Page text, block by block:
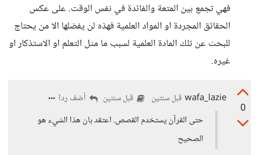
فهي تجمع بين المتعة والفائدة في نفس الوقت. على عكس
الحقائق المجردة او المواد العلمية فهذه لن يفضلها الا من يحتاج
للبحث عن تلك المادة العلمية لسبب ما مثل التعلم او الاستذكار او
غيره.
0
wafa_lazie قبل سنتين قبل سنتين
أضف ردا
حتى القرآن يستخدم القصص. اعتقد بان هذا الشيء هو
الصحيح